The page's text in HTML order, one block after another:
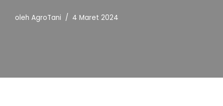
oleh AgroTani 4 Maret 2024